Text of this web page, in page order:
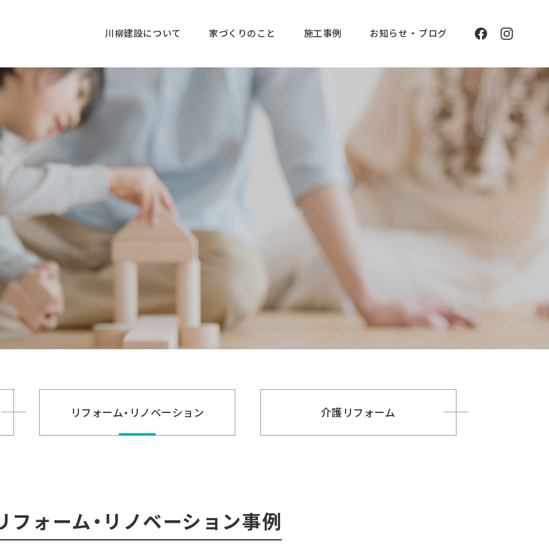
川柳建設について 家づくりのこと 施工事例 お知らせ ・ ブログ
リフォーム・ リノベーション 介護リフォーム
フォーム・リノベーション事例